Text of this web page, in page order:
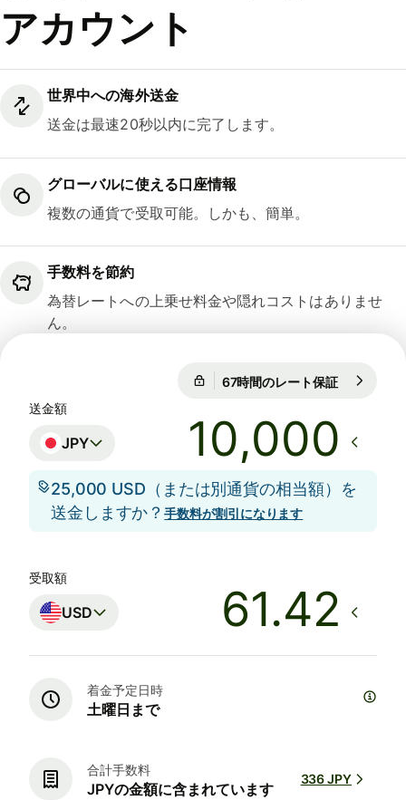
アカウント
世界中への海外送金
送金は最速20秒以内に完了します。
グローバルに使える口座情報
複数の通貨で受取可能。しかも、簡単。
手数料を節約
為替レートへの上乗せ料金や隠れコストはありませ
ん。
67時間のレート保証
送金額
JPY
25,000 USD（または別通貨の相当額）を
送金しますか？手数料が割引になります
受取額
USD
着金予定日時
土曜日まで
合計手数料
JPYの金額に含まれています
336 JPY